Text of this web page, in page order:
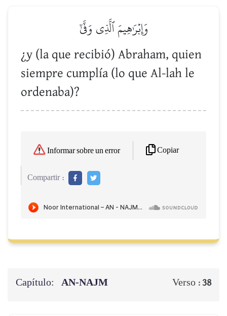
وَإِبۡرَٰهِيمَ ٱلَّذِي وَفَّىٰٓ
¿y (la que recibió) Abraham, quien
siempre cumplía (lo que Al-lah le
ordenaba)?
Informar sobre un error Copiar
Compartir :
Capítulo: AN-NAJM Verso :38